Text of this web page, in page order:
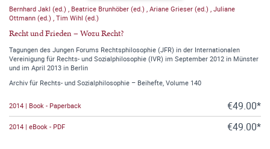
Bernhard Jakl (ed.) Beatrice Brunhöber (ed.) Ariane Grieser (ed.) Juliane
Ottmann (ed.) Tim Wihl (ed.)
Recht und Frieden – Wozu Recht?
Tagungen des Jungen Forums Rechtsphilosophie (JFR) in der Internationalen
Vereinigung für Rechts- und Sozialphilosophie (IVR) im September 2012 in Münster
und im April 2013 in Berlin
Archiv für Rechts- und Sozialphilosophie – Beihefte, Volume 140
2014 | Book - Paperback €49.00*
2014 | eBook - PDF €49.00*